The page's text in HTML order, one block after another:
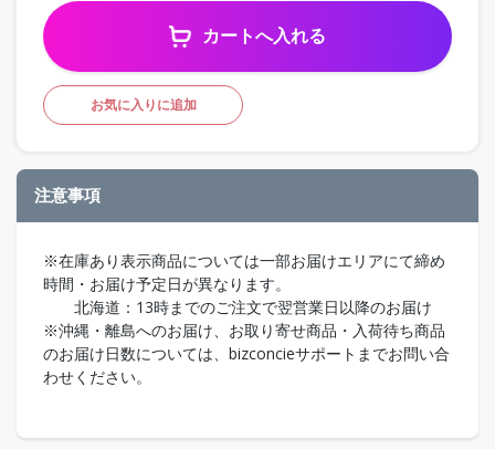
カートへ入れる
お気に入りに追加
注意事項
※在庫あり表示商品については一部お届けエリアにて締め
時間・お届け予定日が異なります。
北海道：13時までのご注文で翌営業日以降のお届け
※沖縄・離島へのお届け、お取り寄せ商品・入荷待ち商品
のお届け日数については、bizconcieサポートまでお問い合
わせください。